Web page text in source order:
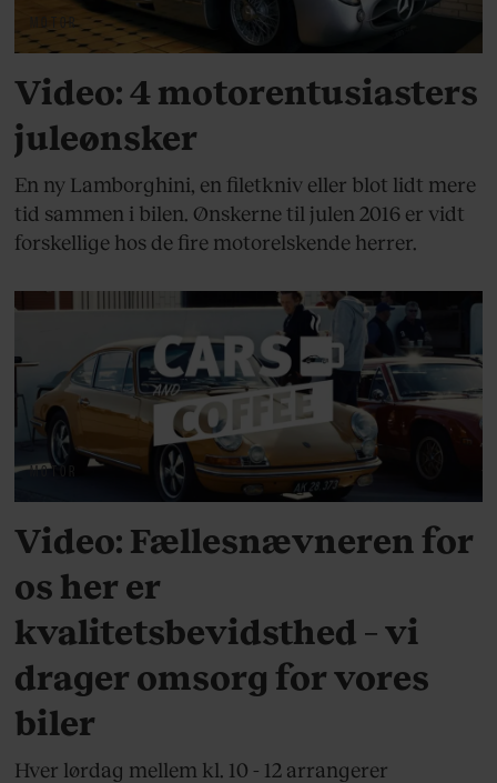
MOTOR
Video: 4 motorentusiasters
juleønsker
En ny Lamborghini, en filetkniv eller blot lidt mere
tid sammen i bilen. Ønskerne til julen 2016 er vidt
forskellige hos de fire motorelskende herrer.
MOTOR
Video: Fællesnævneren for
os her er
kvalitetsbevidsthed – vi
drager omsorg for vores
biler
Hver lørdag mellem kl. 10 - 12 arrangerer